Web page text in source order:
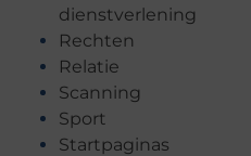
dienstverlening
Rechten
Relatie
Scanning
Sport
Startpaginas